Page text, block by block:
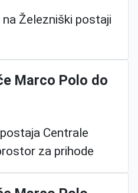
Železniški postaji
Centrale
za prihode